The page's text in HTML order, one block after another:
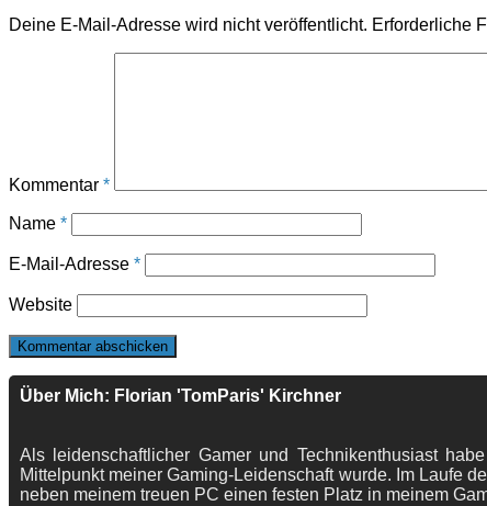
Deine E-Mail-Adresse wird nicht veröffentlicht. Erforderliche
Kommentar *
Name *
E-Mail-Adresse *
Website
Über Mich: Florian 'TomParis' Kirchner
Als leidenschaftlicher Gamer und Technikenthusiast
Mittelpunkt meiner Gaming-Leidenschaft wurde. Im Laufe
neben meinem treuen PC einen festen Platz in meinem